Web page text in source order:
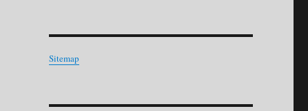
Sitemap